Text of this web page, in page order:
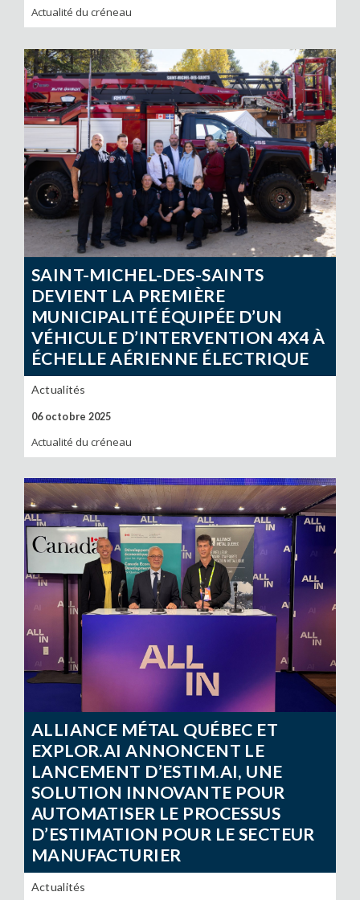
Actualité du créneau
SAINT-MICHEL-DES-SAINTS
DEVIENT LA PREMIÈRE
MUNICIPALITÉ ÉQUIPÉE D’UN
VÉHICULE D’INTERVENTION 4X4 À
ÉCHELLE AÉRIENNE ÉLECTRIQUE
Actualités
06 octobre 2025
Actualité du créneau
ALLIANCE MÉTAL QUÉBEC ET
EXPLOR.AI ANNONCENT LE
LANCEMENT D’ESTIM.AI, UNE
SOLUTION INNOVANTE POUR
AUTOMATISER LE PROCESSUS
D’ESTIMATION POUR LE SECTEUR
MANUFACTURIER
Actualités